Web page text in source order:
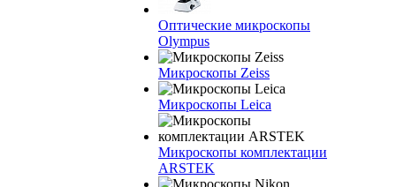
Оптические микроскопы
Olympus
Микроскопы Zeiss
Микроскопы Leica
Микроскопы комплектации
ARSTEK